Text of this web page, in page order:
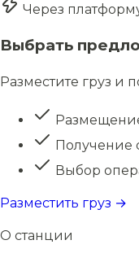
Через
Выбрать
Разместите груз и
Получение
Выбор
Разместить груз →
О станции